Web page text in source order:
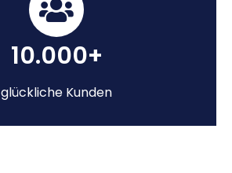
10.000+
glückliche Kunden